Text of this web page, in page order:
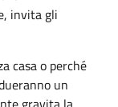
invita gli
casa o perché
un